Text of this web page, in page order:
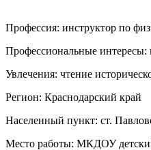
Профессия: инструктор по
Профессиональные интересы:
Увлечения: чтение
Регион: Краснодарский край
Населенный пункт: ст.
Место работы: МКДОУ